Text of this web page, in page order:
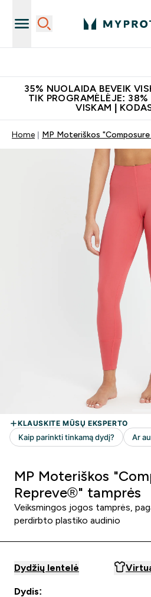
35% NUOLAIDA BEVEIK
TIK PROGRAMĖLĖJE:
VISKAM |
Home MP Moteriškos
MP Moteriškos
Repreve®" tamprės
Veiksmingos jogos tamprės,
perdirbto plastiko audinio
Dydžių lentelė
Dydis: